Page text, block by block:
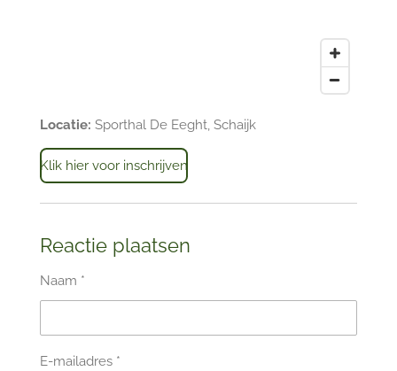
Locatie: Sporthal De Eeght, Schaijk
Klik hier voor inschrijven
Reactie plaatsen
Naam *
E-mailadres *